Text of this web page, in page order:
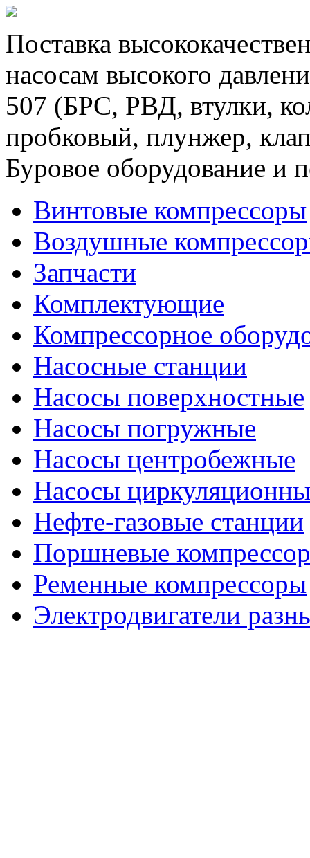
Поставка
насосам высокого
507 (БРС, РВД, втулки,
пробковый, плунжер,
Буровое оборудование и
Винтовые компрессоры
Воздушные
Запчасти
Комплектующие
Компрессорное
Насосные станции
Насосы поверхностные
Насосы погружные
Насосы центробежные
Насосы
Нефте-газовые станции
Поршневые
Ременные компрессоры
Электродвигатели